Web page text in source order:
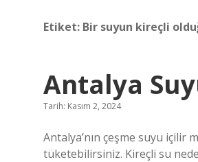
Etiket: Bir suyun kireçli
Antalya
Tarih: Kasım 2, 2024
Antalya’nın çeşme suyu içilir
tüketebilirsiniz. Kireçli su